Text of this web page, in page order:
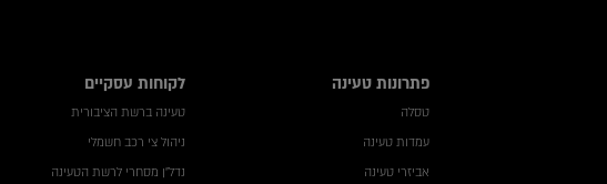
פתרונות טעינה
טסלה
עמדות טעינה
אביזרי טעינה
לקוחות עסקיים
טעינה ברשת הציבורית
ניהול צי רכב חשמלי
נדל"ן מסחרי לרשת הטעינה